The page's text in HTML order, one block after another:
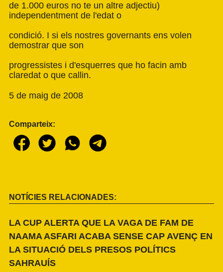
de 1.000 euros no te un altre adjectiu)
independentment de l'edat o
condició. I si els nostres governants ens volen
demostrar que son
progressistes i d'esquerres que ho facin amb
claredat o que callin.
5 de maig de 2008
Comparteix:
NOTÍCIES RELACIONADES:
LA CUP ALERTA QUE LA VAGA DE FAM DE
NAAMA ASFARI ACABA SENSE CAP AVENÇ EN
LA SITUACIÓ DELS PRESOS POLÍTICS
SAHRAUÍS